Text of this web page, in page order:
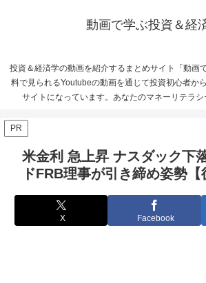
動画で学ぶ投資＆経
投資＆経済学の動画を紹介するまとめサイト「動画
料で見られるYoutubeの動画を通じて投資初心者か
サイトになっています。あなたのマネーリテラシ
PR
米金利 急上昇 ナスダック下
ドFRB理事が引き締め姿勢【
X Facebook